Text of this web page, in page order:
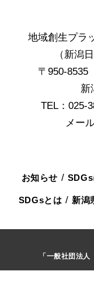
地域創生プラ
（新潟
〒950-
新
TEL：025-
メー
お知らせ
SDGsとは 新潟
「一般社団法